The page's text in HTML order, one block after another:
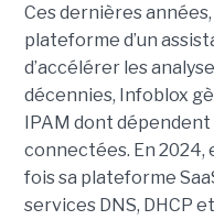
Ces dernières
plateforme d’un
d’accélérer les
décennies, Infoblox
IPAM dont
connectées. En 2024,
fois sa plateforme
services DNS, DHCP